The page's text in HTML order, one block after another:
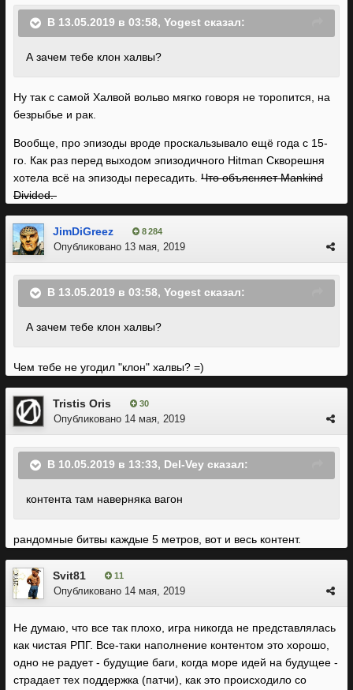
В 13.05.2019 в 03:58, Yogest сказал:
А зачем тебе клон халвы?
Ну так с самой Халвой вольво мягко говоря не торопится, на
безрыбье и рак.
Вообще, про эпизоды вроде проскальзывало ещё года с 15-
го. Как раз перед выходом эпизодичного Hitman Скворешня
хотела всё на эпизоды пересадить. Что объясняет Mankind
Divided.
JimDiGreez 8 284
Опубликовано 13 мая, 2019
В 13.05.2019 в 03:58, Yogest сказал:
А зачем тебе клон халвы?
Чем тебе не угодил "клон" халвы? =)
Tristis Oris 30
Опубликовано 14 мая, 2019
В 10.05.2019 в 13:33, Del-Vey сказал:
контента там наверняка вагон
рандомные битвы каждые 5 метров, вот и весь контент.
Svit81 11
Опубликовано 14 мая, 2019
Не думаю, что все так плохо, игра никогда не представлялась
как чистая РПГ. Все-таки наполнение контентом это хорошо,
одно не радует - будущие баги, когда море идей на будущее -
страдает тех поддержка (патчи), как это происходило со